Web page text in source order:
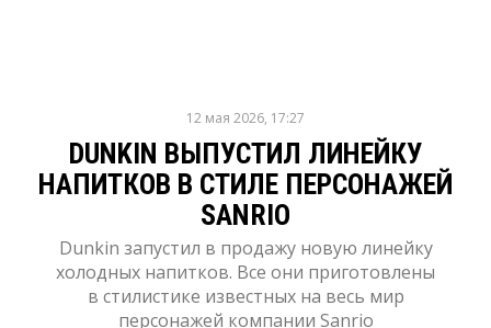
12 мая 2026, 17:27
DUNKIN ВЫПУСТИЛ ЛИНЕЙКУ
НАПИТКОВ В СТИЛЕ ПЕРСОНАЖЕЙ
SANRIO
Dunkin запустил в продажу новую линейку
холодных напитков. Все они приготовлены
в стилистике известных на весь мир
персонажей компании Sanrio